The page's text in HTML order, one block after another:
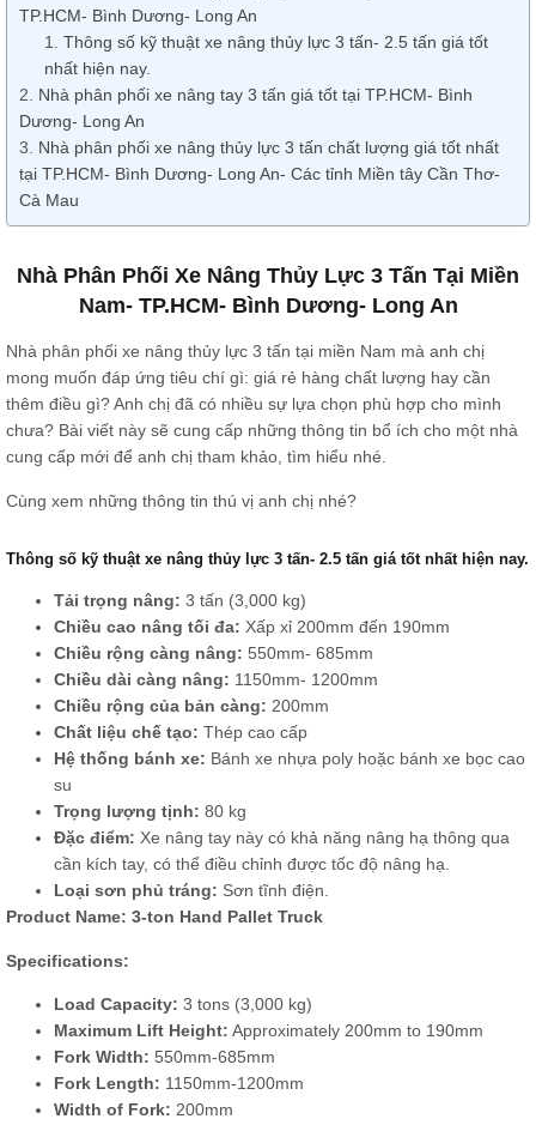
TP.HCM- Bình Dương- Long An
Thông số kỹ thuật xe nâng thủy lực 3 tấn- 2.5 tấn giá tốt
nhất hiện nay.
Nhà phân phối xe nâng tay 3 tấn giá tốt tại TP.HCM- Bình
Dương- Long An
Nhà phân phối xe nâng thủy lực 3 tấn chất lượng giá tốt nhất
tại TP.HCM- Bình Dương- Long An- Các tỉnh Miền tây Cần Thơ-
Cà Mau
Nhà Phân Phối Xe Nâng Thủy Lực 3 Tấn Tại Miền
Nam- TP.HCM- Bình Dương- Long An
Nhà phân phối xe nâng thủy lực 3 tấn tại miền Nam mà anh chị
mong muốn đáp ứng tiêu chí gì: giá rẻ hàng chất lượng hay cần
thêm điều gì? Anh chị đã có nhiều sự lựa chọn phù hợp cho mình
chưa? Bài viết này sẽ cung cấp những thông tin bổ ích cho một nhà
cung cấp mới để anh chị tham khảo, tìm hiểu nhé.
Cùng xem những thông tin thú vị anh chị nhé?
Thông số kỹ thuật xe nâng thủy lực 3 tấn- 2.5 tấn giá tốt nhất hiện nay.
Tải trọng nâng: 3 tấn (3,000 kg)
Chiều cao nâng tối đa: Xấp xỉ 200mm đến 190mm
Chiều rộng càng nâng: 550mm- 685mm
Chiều dài càng nâng: 1150mm- 1200mm
Chiều rộng của bản càng: 200mm
Chất liệu chế tạo: Thép cao cấp
Hệ thống bánh xe: Bánh xe nhựa poly hoặc bánh xe bọc cao
su
Trọng lượng tịnh: 80 kg
Đặc điểm: Xe nâng tay này có khả năng nâng hạ thông qua
cần kích tay, có thể điều chỉnh được tốc độ nâng hạ.
Loại sơn phủ tráng: Sơn tĩnh điện.
Product Name: 3-ton Hand Pallet Truck
Specifications:
Load Capacity: 3 tons (3,000 kg)
Maximum Lift Height: Approximately 200mm to 190mm
Fork Width: 550mm-685mm
Fork Length: 1150mm-1200mm
Width of Fork: 200mm